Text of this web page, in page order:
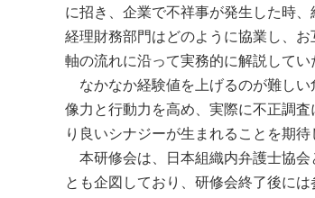
に招き、企業で不祥事が発生した時
経理財務部門はどのように協業し、
軸の流れに沿って実務的に解説してい
なかなか経験値を上げるのが難しい
像力と行動力を高め、実際に不正調
り良いシナジーが生まれることを期待
本研修会は、日本組織内弁護士協会
とも企図しており、研修会終了後に